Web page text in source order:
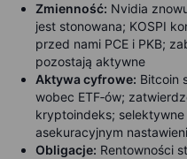
Zmienność: Nvidia
jest stonowana; KOSPI
przed nami PCE i PKB;
pozostają aktywne
Aktywa cyfrowe: Bitcoin
wobec ETF‑ów;
kryptoindeks; selektywne
asekuracyjnym
Obligacje: Rentowności